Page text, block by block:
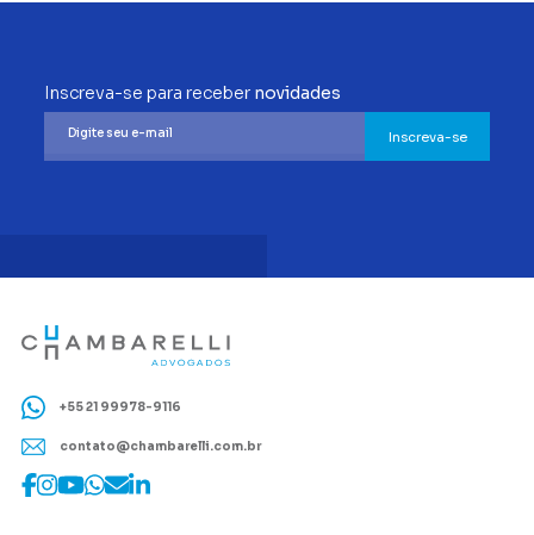
Inscreva-se para receber novidades
Inscreva-se
+55 21 99978-9116
contato@chambarelli.com.br